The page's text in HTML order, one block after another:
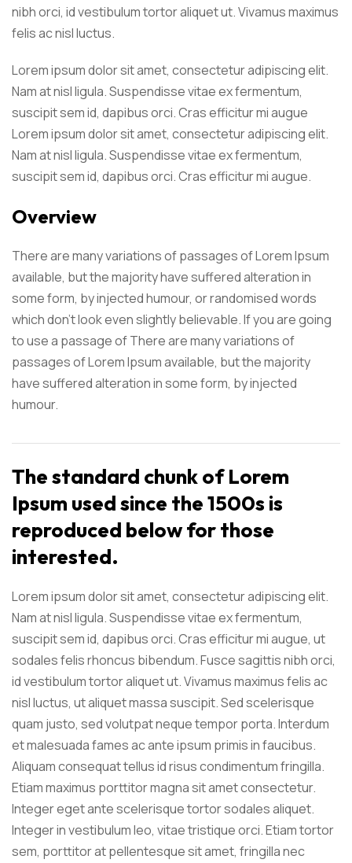
nibh orci, id vestibulum tortor aliquet ut. Vivamus maximus
felis ac nisl luctus.
Lorem ipsum dolor sit amet, consectetur adipiscing elit.
Nam at nisl ligula. Suspendisse vitae ex fermentum,
suscipit sem id, dapibus orci. Cras efficitur mi augue
Lorem ipsum dolor sit amet, consectetur adipiscing elit.
Nam at nisl ligula. Suspendisse vitae ex fermentum,
suscipit sem id, dapibus orci. Cras efficitur mi augue.
Overview
There are many variations of passages of Lorem Ipsum
available, but the majority have suffered alteration in
some form, by injected humour, or randomised words
which don't look even slightly believable. If you are going
to use a passage of There are many variations of
passages of Lorem Ipsum available, but the majority
have suffered alteration in some form, by injected
humour.
The standard chunk of Lorem
Ipsum used since the 1500s is
reproduced below for those
interested.
Lorem ipsum dolor sit amet, consectetur adipiscing elit.
Nam at nisl ligula. Suspendisse vitae ex fermentum,
suscipit sem id, dapibus orci. Cras efficitur mi augue, ut
sodales felis rhoncus bibendum. Fusce sagittis nibh orci,
id vestibulum tortor aliquet ut. Vivamus maximus felis ac
nisl luctus, ut aliquet massa suscipit. Sed scelerisque
quam justo, sed volutpat neque tempor porta. Interdum
et malesuada fames ac ante ipsum primis in faucibus.
Aliquam consequat tellus id risus condimentum fringilla.
Etiam maximus porttitor magna sit amet consectetur.
Integer eget ante scelerisque tortor sodales aliquet.
Integer in vestibulum leo, vitae tristique orci. Etiam tortor
sem, porttitor at pellentesque sit amet, fringilla nec